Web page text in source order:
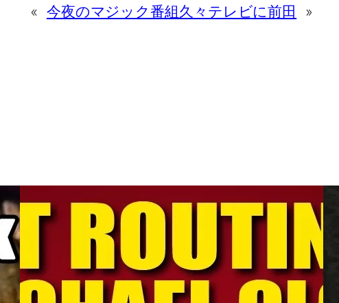
« 今夜のマジック番組久々テレビに前田 »